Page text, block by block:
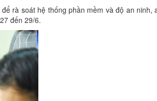
rà soát hệ thống phần mềm và độ an
đến 29/6.